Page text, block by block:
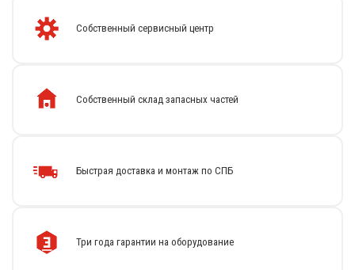
Собственный сервисный центр
Собственный склад запасных частей
Быстрая доставка и монтаж по СПБ
Три года гарантии на оборудование
Центрифуги для отжима белья